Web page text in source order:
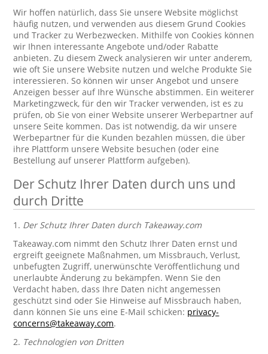
Wir hoffen natürlich, dass Sie unsere Website möglichst
häufig nutzen, und verwenden aus diesem Grund Cookies
und Tracker zu Werbezwecken. Mithilfe von Cookies können
wir Ihnen interessante Angebote und/oder Rabatte
anbieten. Zu diesem Zweck analysieren wir unter anderem,
wie oft Sie unsere Website nutzen und welche Produkte Sie
interessieren. So können wir unser Angebot und unsere
Anzeigen besser auf Ihre Wünsche abstimmen. Ein weiterer
Marketingzweck, für den wir Tracker verwenden, ist es zu
prüfen, ob Sie von einer Website unserer Werbepartner auf
unsere Seite kommen. Das ist notwendig, da wir unsere
Werbepartner für die Kunden bezahlen müssen, die über
ihre Plattform unsere Website besuchen (oder eine
Bestellung auf unserer Plattform aufgeben).
Der Schutz Ihrer Daten durch uns und
durch Dritte
1. Der Schutz Ihrer Daten durch Takeaway.com
Takeaway.com nimmt den Schutz Ihrer Daten ernst und
ergreift geeignete Maßnahmen, um Missbrauch, Verlust,
unbefugten Zugriff, unerwünschte Veröffentlichung und
unerlaubte Änderung zu bekämpfen. Wenn Sie den
Verdacht haben, dass Ihre Daten nicht angemessen
geschützt sind oder Sie Hinweise auf Missbrauch haben,
dann können Sie uns eine E-Mail schicken: privacy-
concerns@takeaway.com.
2. Technologien von Dritten